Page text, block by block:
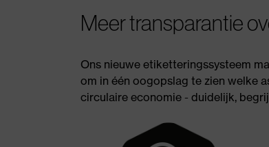
Meer transparantie
Ons nieuwe etiketteringssysteem
om in één oogopslag te zien welke
circulaire economie - duidelijk,